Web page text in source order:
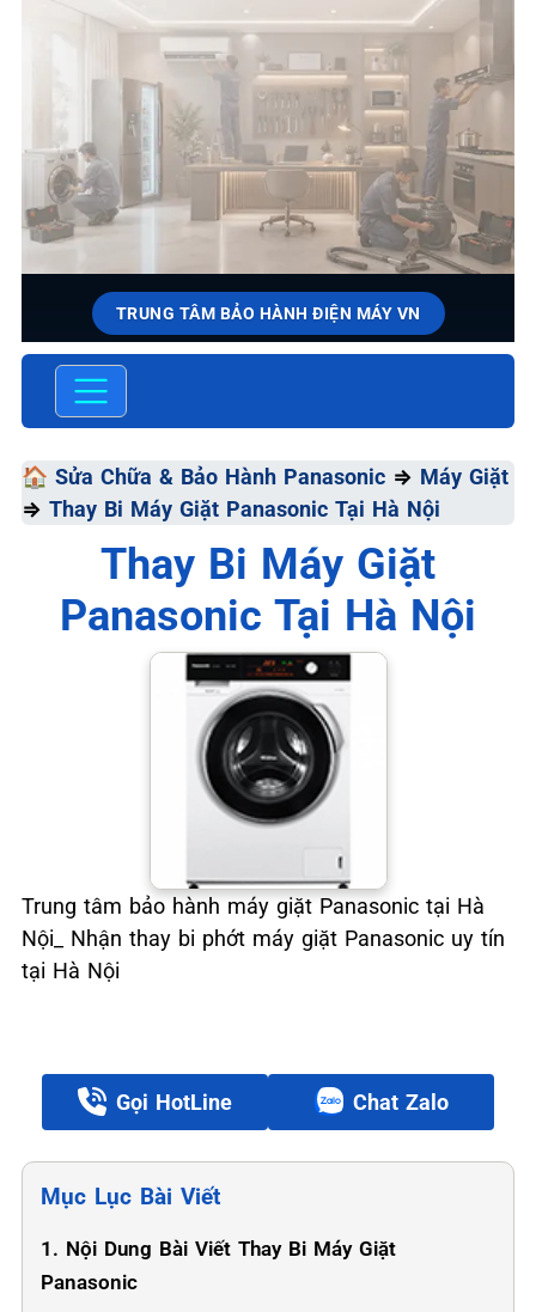
TRUNG TÂM BẢO HÀNH ĐIỆN MÁY VN
SỬA CHỮA & BẢO HÀNH
Đa
📞 09.663.898.33
🏠 Sửa Chữa & Bảo Hành Panasonic ⇒ Máy Giặt
⇒ Thay Bi Máy Giặt Panasonic Tại Hà Nội
Thay Bi Máy Giặt
Panasonic Tại Hà Nội
Trung tâm bảo hành máy giặt Panasonic tại Hà
Nội_ Nhận thay bi phớt máy giặt Panasonic uy tín
tại Hà Nội
Gọi HotLine Chat Zalo
Mục Lục Bài Viết
1. Nội Dung Bài Viết Thay Bi Máy Giặt
Panasonic